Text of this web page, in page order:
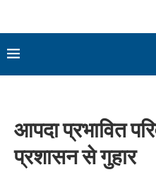
आपदा प्रभावित
प्रशासन से गुहार